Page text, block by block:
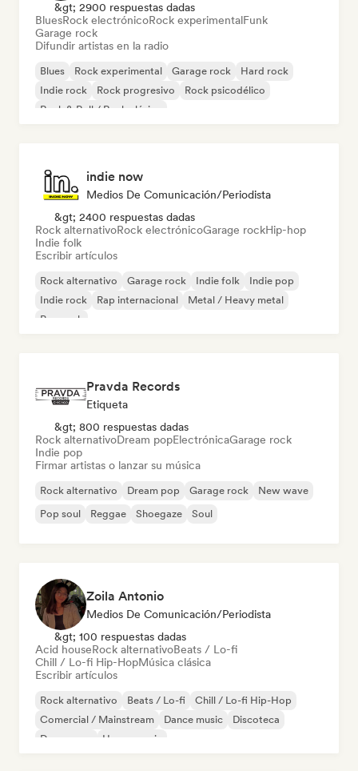
&gt; 2900 respuestas dadas
BluesRock electrónicoRock experimentalFunk
Garage rock
Difundir artistas en la radio
Blues Rock experimental Garage rock
Hard rock
Indie rock
Rock progresivo
Rock psicodélico
Rock & Roll / Rock clásico
indie now
Medios De Comunicación/Periodista
&gt; 2400 respuestas dadas
Rock alternativoRock electrónicoGarage rockHip-hop
Indie folk
Escribir artículos
Rock alternativo Garage rock Indie folk
Indie pop
Indie rock
Rap internacional
Metal / Heavy metal
Pop rock
Pravda Records
Etiqueta
&gt; 800 respuestas dadas
Rock alternativoDream popElectrónicaGarage rock
Indie pop
Firmar artistas o lanzar su música
Rock alternativo Dream pop Garage rock
New wave
Pop soul
Reggae Shoegaze Soul
Zoila Antonio
Medios De Comunicación/Periodista
&gt; 100 respuestas dadas
Acid houseRock alternativoBeats / Lo-fi
Chill / Lo-fi Hip-HopMúsica clásica
Escribir artículos
Rock alternativo Beats / Lo-fi
Chill / Lo-fi Hip-Hop
Comercial / Mainstream
Dance music
Discoteca
Dream pop
House music